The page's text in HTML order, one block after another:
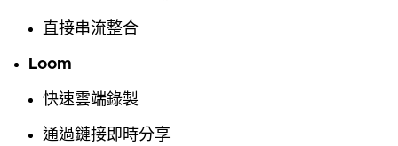
直接串流整合
Loom
快速雲端錄製
通過鏈接即時分享